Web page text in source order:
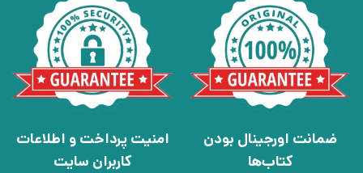
ضمانت اورجینال بودن
کتاب‌ها
امنیت پرداخت و اطلاعات
کاربران سایت